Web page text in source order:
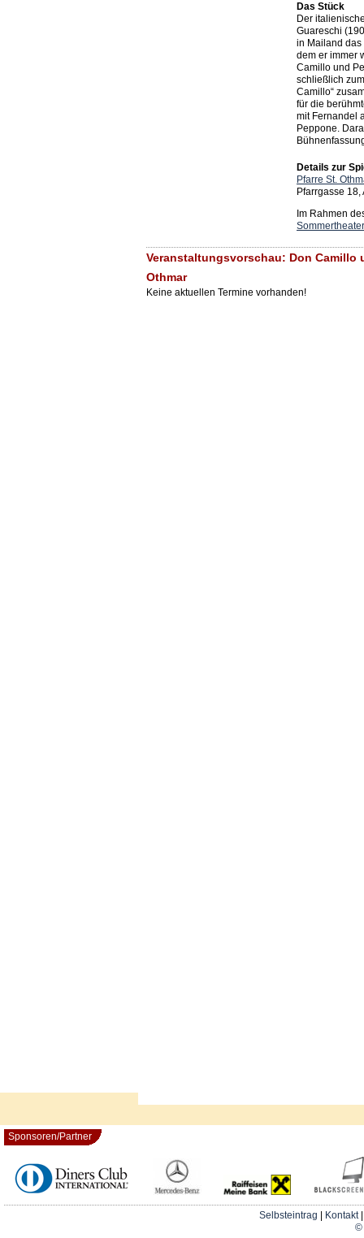
Das Stück
Der
Guareschi
in Mailand das
dem er immer
Camillo und
schließlich
Camillo“
für die
mit Fernandel
Peppone.
Details zur
Pfarre St.
Pfarrgasse
Im Rahmen
Veranstaltungsvorschau: Don Camillo
Othmar
Keine aktuellen Termine vorhanden!
Sponsoren/Partner
Selbsteintrag Kontakt
©